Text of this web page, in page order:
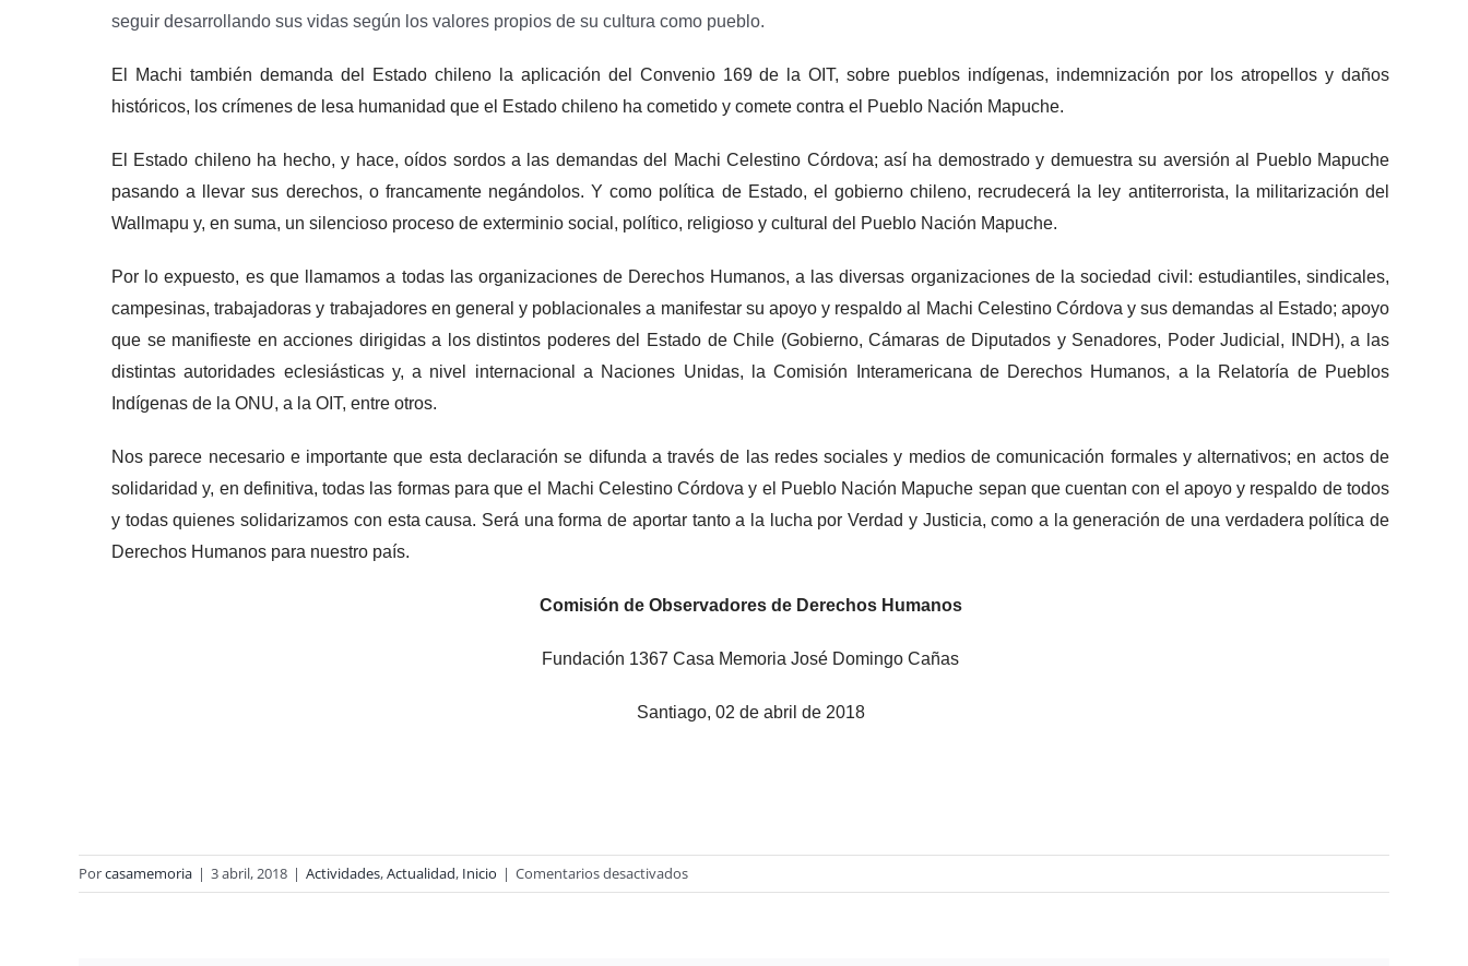
seguir desarrollando sus vidas según los valores propios de su cultura como pueblo.
El Machi también demanda del Estado chileno la aplicación del Convenio 169 de la OIT, sobre pueblos indígenas, indemnización por los atropellos y daños
históricos, los crímenes de lesa humanidad que el Estado chileno ha cometido y comete contra el Pueblo Nación Mapuche.
El Estado chileno ha hecho, y hace, oídos sordos a las demandas del Machi Celestino Córdova; así ha demostrado y demuestra su aversión al Pueblo Mapuche
pasando a llevar sus derechos, o francamente negándolos. Y como política de Estado, el gobierno chileno, recrudecerá la ley antiterrorista, la militarización del
Wallmapu y, en suma, un silencioso proceso de exterminio social, político, religioso y cultural del Pueblo Nación Mapuche.
Por lo expuesto, es que llamamos a todas las organizaciones de Derechos Humanos, a las diversas organizaciones de la sociedad civil: estudiantiles, sindicales,
campesinas, trabajadoras y trabajadores en general y poblacionales a manifestar su apoyo y respaldo al Machi Celestino Córdova y sus demandas al Estado; apoyo
que se manifieste en acciones dirigidas a los distintos poderes del Estado de Chile (Gobierno, Cámaras de Diputados y Senadores, Poder Judicial, INDH), a las
distintas autoridades eclesiásticas y, a nivel internacional a Naciones Unidas, la Comisión Interamericana de Derechos Humanos, a la Relatoría de Pueblos
Indígenas de la ONU, a la OIT, entre otros.
Nos parece necesario e importante que esta declaración se difunda a través de las redes sociales y medios de comunicación formales y alternativos; en actos de
solidaridad y, en definitiva, todas las formas para que el Machi Celestino Córdova y el Pueblo Nación Mapuche sepan que cuentan con el apoyo y respaldo de todos
y todas quienes solidarizamos con esta causa. Será una forma de aportar tanto a la lucha por Verdad y Justicia, como a la generación de una verdadera política de
Derechos Humanos para nuestro país.
Comisión de Observadores de Derechos Humanos
Fundación 1367 Casa Memoria José Domingo Cañas
Santiago, 02 de abril de 2018
Porcasamemoria | 3 abril, 2018 | Actividades,Actualidad, Inicio | Comentarios desactivadosen
Observadores